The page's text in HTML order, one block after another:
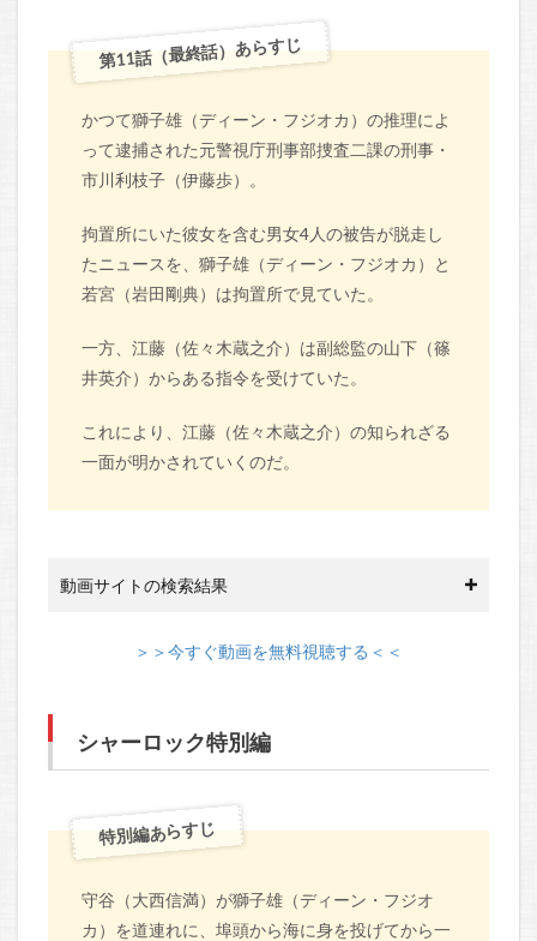
第11話（最終話）あらすじ
かつて獅子雄（ディーン・フジオカ）の推理によ
って逮捕された元警視庁刑事部捜査二課の刑事・
市川利枝子（伊藤歩）。
拘置所にいた彼女を含む男女4人の被告が脱走し
たニュースを、獅子雄（ディーン・フジオカ）と
若宮（岩田剛典）は拘置所で見ていた。
一方、江藤（佐々木蔵之介）は副総監の山下（篠
井英介）からある指令を受けていた。
これにより、江藤（佐々木蔵之介）の知られざる
一面が明かされていくのだ。
動画サイトの検索結果
＞＞今すぐ動画を無料視聴する＜＜
シャーロック特別編
特別編あらすじ
守谷（大西信満）が獅子雄（ディーン・フジオ
カ）を道連れに、埠頭から海に身を投げてから一